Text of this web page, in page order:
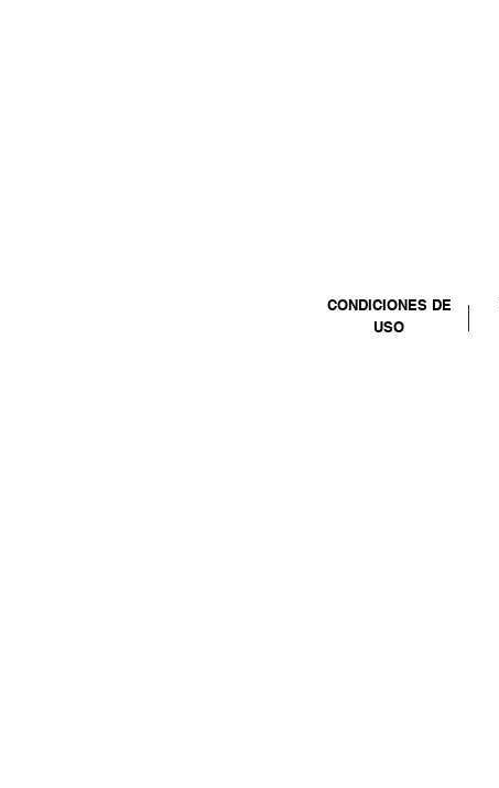
CONDICIONES DE
USO